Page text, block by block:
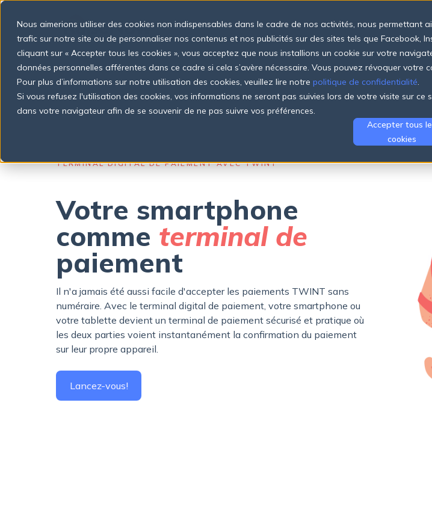
Nous aimerions utiliser des cookies non indispensables dans le cadre de nos activités, nous permettant
trafic sur notre site ou de personnaliser nos contenus et nos publicités sur des sites tels que Facebook,
cliquant sur « Accepter tous les cookies », vous acceptez que nous installions un cookie sur votre
données personnelles afférentes dans ce cadre si cela s’avère nécessaire. Vous pouvez révoquer votre
Pour plus d’informations sur notre utilisation des cookies, veuillez lire notre politique de confidentialité.
Si vous refusez l'utilisation des cookies, vos informations ne seront pas suivies lors de votre visite sur ce
dans votre navigateur afin de se souvenir de ne pas suivre vos préférences.
Accepter tous
cookies
S
Produits Tarifs
TERMINAL DIGITAL DE PAIEMENT AVEC TWINT
Votre smartphone
comme terminal de
paiement
Il n'a jamais été aussi facile d'accepter les paiements TWINT sans
numéraire. Avec le terminal digital de paiement, votre smartphone ou
votre tablette devient un terminal de paiement sécurisé et pratique où
les deux parties voient instantanément la confirmation du paiement
sur leur propre appareil.
Lancez-vous!